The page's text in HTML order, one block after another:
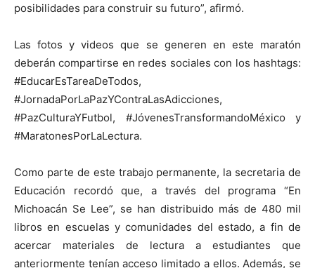
posibilidades para construir su futuro”, afirmó.
Las fotos y videos que se generen en este maratón
deberán compartirse en redes sociales con los hashtags:
#EducarEsTareaDeTodos,
#JornadaPorLaPazYContraLasAdicciones,
#PazCulturaYFutbol, #JóvenesTransformandoMéxico y
#MaratonesPorLaLectura.
Como parte de este trabajo permanente, la secretaria de
Educación recordó que, a través del programa “En
Michoacán Se Lee”, se han distribuido más de 480 mil
libros en escuelas y comunidades del estado, a fin de
acercar materiales de lectura a estudiantes que
anteriormente tenían acceso limitado a ellos. Además, se